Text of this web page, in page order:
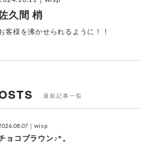
久間 梢
客様を沸かせられるように！！
最新記事一覧
｜wisp
ョコブラウン♪*。